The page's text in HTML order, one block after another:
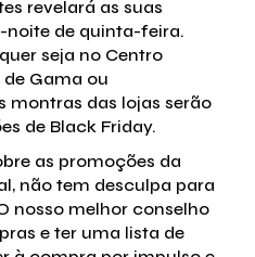
revelará as suas
de quinta-feira.
seja no Centro
Gama ou
montras das lojas serão
de Black Friday.
as promoções da
não tem desculpa para
nosso melhor conselho
e ter uma lista de